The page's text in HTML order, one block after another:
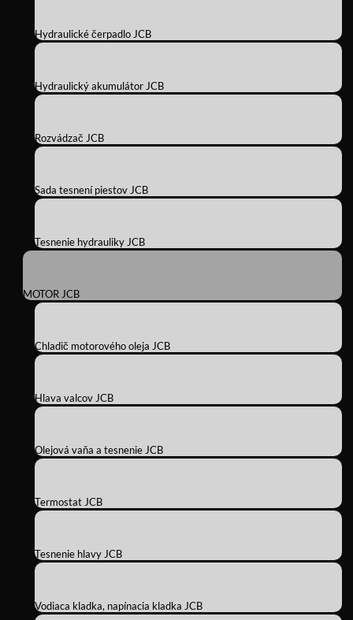
Hydraulické čerpadlo JCB
Hydraulický akumulátor JCB
Rozvádzač JCB
Sada tesnení piestov JCB
Tesnenie hydrauliky JCB
MOTOR JCB
Chladič motorového oleja JCB
Hlava valcov JCB
Olejová vaňa a tesnenie JCB
Termostat JCB
Tesnenie hlavy JCB
Vodiaca kladka, napínacia kladka JCB